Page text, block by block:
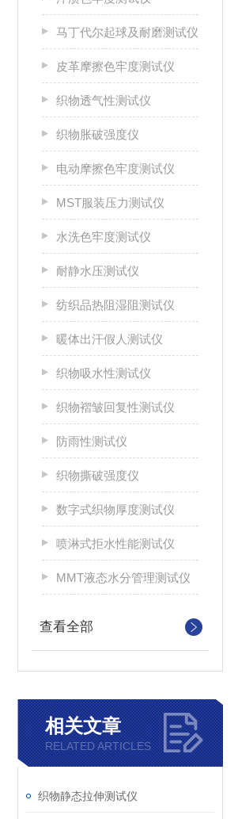
马丁代尔起球及耐磨测试仪
皮革摩擦色牢度测试仪
织物透气性测试仪
织物胀破强度仪
电动摩擦色牢度测试仪
MST服装压力测试仪
水洗色牢度测试仪
耐静水压测试仪
纺织品热阻湿阻测试仪
暖体出汗假人测试仪
织物吸水性测试仪
织物褶皱回复性测试仪
防雨性测试仪
织物撕破强度仪
数字式织物厚度测试仪
喷淋式拒水性能测试仪
MMT液态水分管理测试仪
查看全部
相关文章
RELATED ARTICLES
织物静态拉伸测试仪